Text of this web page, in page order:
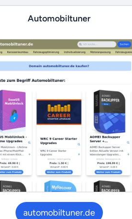
Automobiltuner
automobiltuner.de